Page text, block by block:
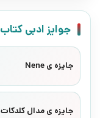
جوایز ادبی کتاب
جایزه ی Nene
جایزه ی مدال کلدکات